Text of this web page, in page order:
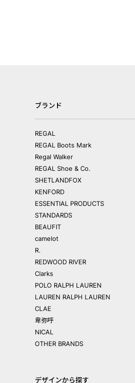
ブランド
REGAL
REGAL Boots Mark
Regal Walker
REGAL Shoe & Co.
SHETLANDFOX
KENFORD
ESSENTIAL PRODUCTS
STANDARDS
BEAUFIT
camelot
R.
REDWOOD RIVER
Clarks
POLO RALPH LAUREN
LAUREN RALPH LAUREN
CLAE
卑弥呼
NICAL
OTHER BRANDS
デザインから探す